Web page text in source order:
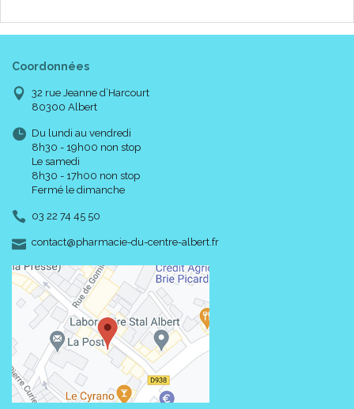
Coordonnées
32 rue Jeanne d’Harcourt
80300 Albert
Du lundi au vendredi
8h30 - 19h00 non stop
Le samedi
8h30 - 17h00 non stop
Fermé le dimanche
03 22 74 45 50
contact-
@-
pharmacie-du-centre-albert.fr